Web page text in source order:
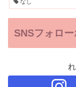
なし
SNSフォロ